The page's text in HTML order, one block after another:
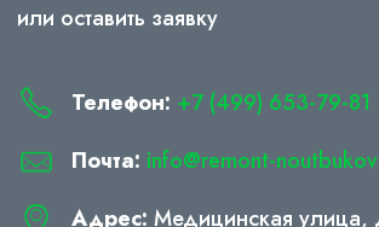
или оставить заявку
Телефон: +7 (499) 653-79-81
Почта: info@remont-
Адрес: Медицинская улица,